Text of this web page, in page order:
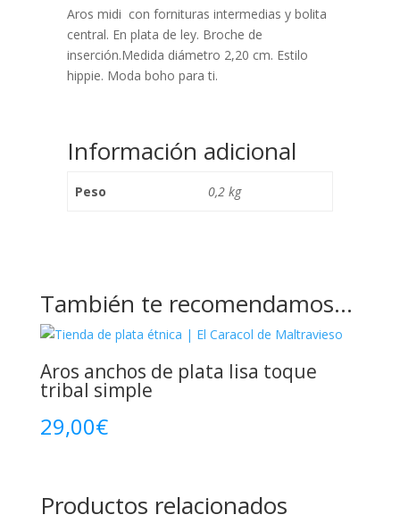
Aros midi con fornituras intermedias y bolita
central. En plata de ley. Broche de
inserción.Medida diámetro 2,20 cm. Estilo
hippie. Moda boho para ti.
Información adicional
Peso 0,2 kg
También te recomendamos…
Aros anchos de plata lisa toque
tribal simple
29,00€
Productos relacionados